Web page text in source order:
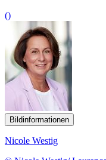
()
Bildinformationen
Nicole Westig